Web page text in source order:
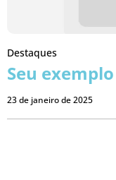
Destaques
Seu
23 de janeiro de 2025